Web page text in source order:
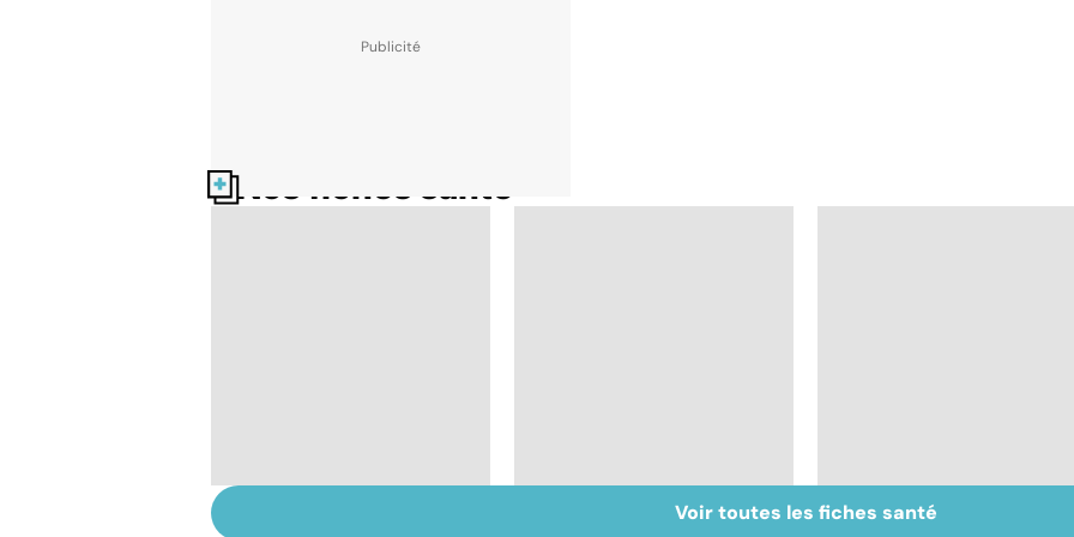
Nos fiches santé
Intestin irritable : le
Alimentation : le péril
Voir toutes les fiches santé